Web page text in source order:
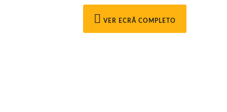
VER ECRÃ COMPLETO